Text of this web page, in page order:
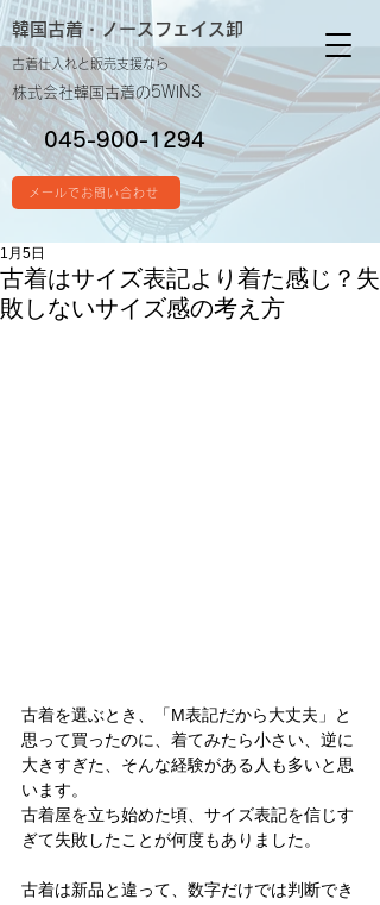
韓国古着・ノースフェイス卸
古着仕入れと販売支援なら
株式会社韓国古着の5WINS
045-900-1294
メールでお問い合わせ
古着はサイズ表記より着た感じ？失
敗しないサイズ感の考え方
1月5日
古着を選ぶとき、「M表記だから大丈夫」と
思って買ったのに、着てみたら小さい、逆に
大きすぎた、そんな経験がある人も多いと思
います。
古着屋を立ち始めた頃、サイズ表記を信じす
ぎて失敗したことが何度もありました。
古着は新品と違って、数字だけでは判断でき